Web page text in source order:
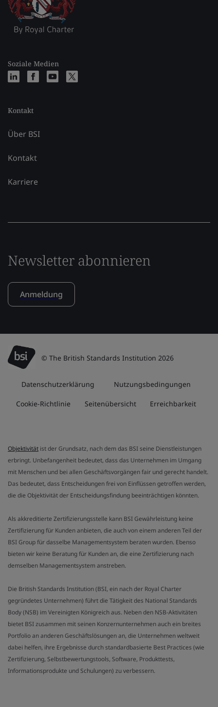
Soziale Medien
Kontakt
Über BSI
Kontakt
Karriere
Newsletter abonnieren
Anmeldung
© The British Standards Institution 2026
Datenschutzerklärung Nutzungsbedingungen
Cookie-Richtlinie Seitenübersicht Erreichbarkeit
Objektivität ist der Grundsatz, nach dem das BSI seine Dienstleistungen
erbringt. Unbefangenheit bedeutet, dass das Unternehmen im Umgang
mit Menschen und bei allen Geschäftsvorgängen fair und gerecht handelt.
Das bedeutet, dass Entscheidungen frei von Einflüssen getroffen werden,
die die Objektivität der Entscheidungsfindung beeinträchtigen könnten.
Als akkreditierte Zertifizierungsstelle kann BSI Gewährleistung keine
Zertifizierung für Kunden anbieten, die auch von einem anderen Teil der
BSI Group für dasselbe Managementsystem beraten wurden. Ebenso
bieten wir keine Beratung für Kunden an, die eine Zertifizierung nach
demselben Managementsystem anstreben.
Die British Standards Institution (BSI, ein nach der Royal Charter
gegründetes Unternehmen) führt die Tätigkeit des National Standards
Body (NSB) im Vereinigten Königreich aus. Neben den NSB-Aktivitäten
bietet BSI zusammen mit seinen Konzernunternehmen auch ein breites
Portfolio an anderen Geschäftslösungen an, die Unternehmen weltweit
dabei helfen, ihre Ergebnisse durch standardbasierte Best Practices (wie
Zertifizierung, Selbstbewertungstools, Software, Produkttests,
Informationsprodukte und Schulungen) zu verbessern.